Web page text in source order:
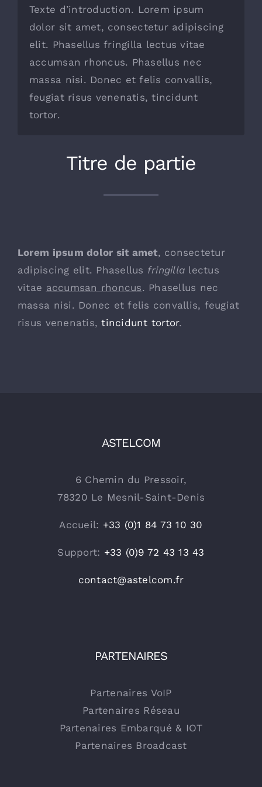
Extranet
Texte d’introduction. Lorem ipsum
dolor sit amet, consectetur adipiscing
elit. Phasellus fringilla lectus vitae
accumsan rhoncus. Phasellus nec
massa nisi. Donec et felis convallis,
feugiat risus venenatis, tincidunt
tortor.
Titre de partie
Lorem ipsum dolor sit amet, consectetur
adipiscing elit. Phasellus fringilla lectus
vitae accumsan rhoncus. Phasellus nec
massa nisi. Donec et felis convallis, feugiat
risus venenatis,tincidunt tortor.
ASTELCOM
6 Chemin du Pressoir,
78320 Le Mesnil-Saint-Denis
Accueil: +33 (0)1 84 73 10 30
Support: +33 (0)9 72 43 13 43
contact@astelcom.fr
PARTENAIRES
Partenaires VoIP
Partenaires Réseau
Partenaires Embarqué & IOT
Partenaires Broadcast